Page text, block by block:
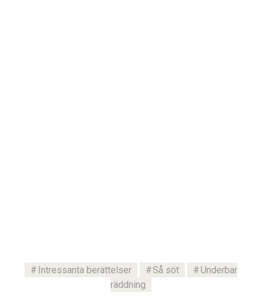
Intressanta berättelser Så söt
Underbar
räddning